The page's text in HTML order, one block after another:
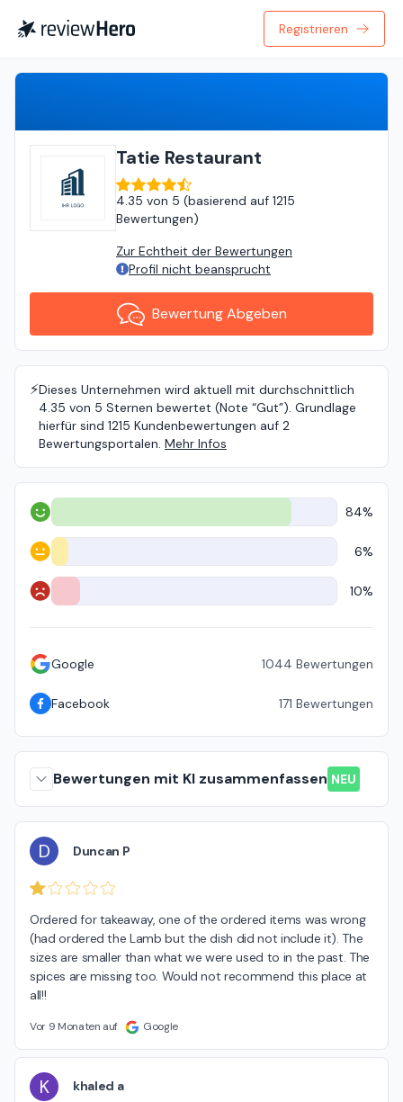
Registrieren
Tatie Restaurant
4.35 von 5 (basierend auf 1215
Bewertungen)
Zur Echtheit der Bewertungen
Profil nicht beansprucht
Bewertung Abgeben
⚡️Dieses Unternehmen wird aktuell mit durchschnittlich
4.35 von 5 Sternen bewertet (Note “Gut”). Grundlage
hierfür sind 1215 Kundenbewertungen auf 2
Bewertungsportalen. Mehr Infos
Positiv 84%
Neutral 6%
Negativ 10%
Google 1044 Bewertungen
Facebook 171 Bewertungen
Bewertungen mit KI zusammenfassen NEU
D Duncan P
Ordered for takeaway, one of the ordered items was wrong
(had ordered the Lamb but the dish did not include it). The
sizes are smaller than what we were used to in the past. The
spices are missing too. Would not recommend this place at
all!!
Vor 9 Monaten auf Google
K khaled a